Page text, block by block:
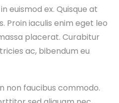
euismod ex. Quisque at
Proin iaculis enim eget leo
placerat. Curabitur
ac, bibendum eu
non faucibus commodo.